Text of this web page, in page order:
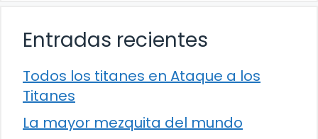
Entradas recientes
Todos los titanes en Ataque a los
Titanes
La mayor mezquita del mundo